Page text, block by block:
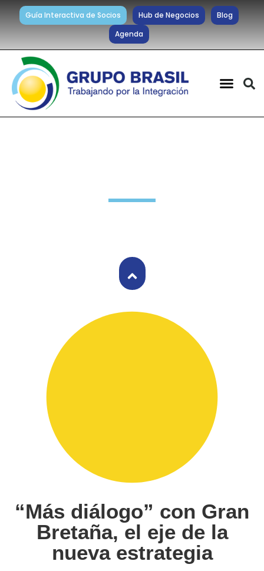
Guía Interactiva de Socios Hub de Negocios
Blog
Agenda
“Más diálogo” con Gran
Bretaña, el eje de la
nueva estrategia